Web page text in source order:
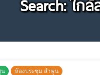
Search: ใก
น ห้องประชุม ลำพูน